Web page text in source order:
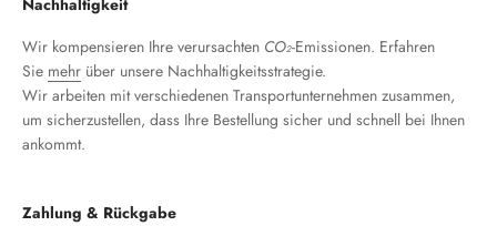
Nachhaltigkeit
Wir kompensieren Ihre verursachten CO₂-Emissionen. Erfahren
Sie mehr über unsere Nachhaltigkeitsstrategie.
Wir arbeiten mit verschiedenen Transportunternehmen zusammen,
um sicherzustellen, dass Ihre Bestellung sicher und schnell bei Ihnen
ankommt.
Zahlung & Rückgabe